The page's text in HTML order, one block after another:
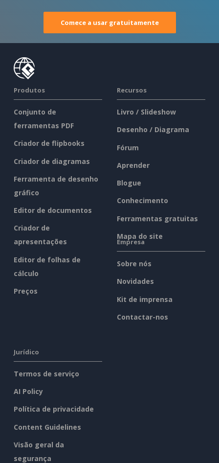
Comece a usar gratuitamente
Produtos
Conjunto de
ferramentas PDF
Criador de flipbooks
Criador de diagramas
Ferramenta de desenho
gráfico
Editor de documentos
Criador de
apresentações
Editor de folhas de
cálculo
Preços
Recursos
Livro / Slideshow
Desenho / Diagrama
Fórum
Aprender
Blogue
Conhecimento
Ferramentas gratuitas
Mapa do site
Empresa
Sobre nós
Novidades
Kit de imprensa
Contactar-nos
Jurídico
Termos de serviço
AI Policy
Política de privacidade
Content Guidelines
Visão geral da
segurança